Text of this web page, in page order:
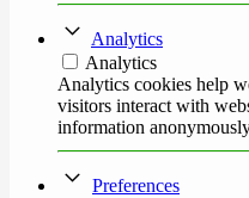
Analytics
Analytics
Analytics cookies help
visitors interact with
information
Preferences